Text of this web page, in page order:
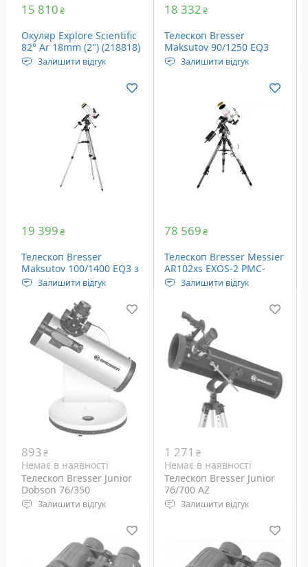
15 810₴
Окуляр Explore Scientific
82° Ar 18mm (2") (218818)
Залишити відгук
Фокусна відстань: 18 мм
окуляра: 50.8 мм
Вага 630 грамів
18 332₴
Телескоп Bresser
Maksutov 90/1250 EQ3
(4690129)
Залишити відгук
Діаметр об'єктива: 90 мм
Монтування:
екваторіальне EQ-3
19 399₴
Телескоп Bresser
Maksutov 100/1400 EQ3 з
(4610149)
Залишити відгук
Збільшення: 54х
Діаметр об'єктива: 100
мм
Монтування:
екваторіальне EQ-3
78 569₴
Телескоп Bresser Messier
AR102xs EXOS-2 PMC-
Eight Goto (4742460)
Залишити відгук
використанні окулярів,
що йдуть у комплекті),
до 204х (із додатковими
окулярами)
Діаметр об'єктива: 102
Монтування:
екваторіальне з
компьютерним
наведенням
893₴
Немає в наявності
Телескоп Bresser Junior
Dobson 76/350
Залишити відгук
Діаметр об'єктива: 76 мм
Монтування: Добсона
1 271 ₴
Немає в наявності
Телескоп Bresser Junior
76/700 AZ
Залишити відгук
Діаметр об'єктива: 76 мм
Монтування: